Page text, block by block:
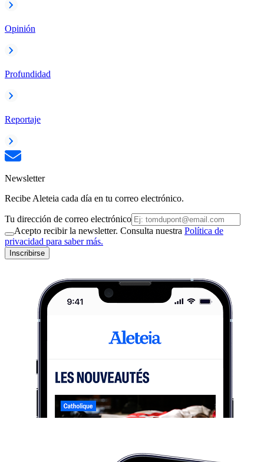
Opinión
Profundidad
Reportaje
Newsletter
Recibe Aleteia cada día en tu correo electrónico.
Tu dirección de correo electrónico
Acepto recibir la newsletter. Consulta nuestra Política de
privacidad para saber más.
Inscribirse